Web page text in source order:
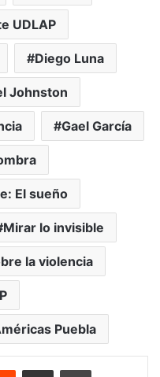
UDLAP
Diego Luna
Johnston
Gael García
El sueño
Mirar lo invisible
la violencia
Puebla
Reddit Share via Email Print